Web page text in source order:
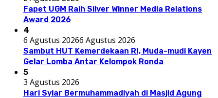
Fapet UGM Raih Silver Winner Media Relations
Award 2026
4
6 Agustus 20266 Agustus 2026
Sambut HUT Kemerdekaan RI, Muda-mudi Kayen
Gelar Lomba Antar Kelompok Ronda
5
3 Agustus 2026
Hari Syiar Bermuhammadiyah di Masjid Agung